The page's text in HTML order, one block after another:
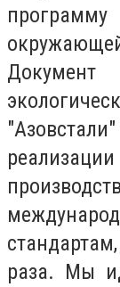
раза. Мы